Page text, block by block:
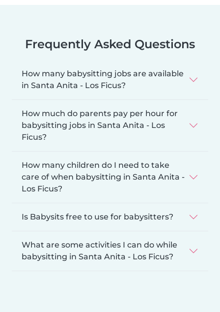
Frequently Asked Questions
How many babysitting jobs are available
in Santa Anita - Los Ficus?
How much do parents pay per hour for
babysitting jobs in Santa Anita - Los
Ficus?
How many children do I need to take
care of when babysitting in Santa Anita -
Los Ficus?
Is Babysits free to use for babysitters?
What are some activities I can do while
babysitting in Santa Anita - Los Ficus?